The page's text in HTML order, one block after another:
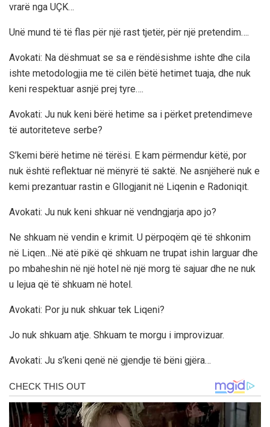
vrarë nga UÇK…
Unë mund të të flas për një rast tjetër, për një pretendim….
Avokati: Na dëshmuat se sa e rëndësishme ishte dhe cila
ishte metodologjia me të cilën bëtë hetimet tuaja, dhe nuk
keni respektuar asnjë prej tyre….
Avokati: Ju nuk keni bërë hetime sa i përket pretendimeve
të autoriteteve serbe?
S’kemi bërë hetime në tërësi. E kam përmendur këtë, por
nuk është reflektuar në mënyrë të saktë. Ne asnjëherë nuk e
kemi prezantuar rastin e Gllogjanit në Liqenin e Radoniqit.
Avokati: Ju nuk keni shkuar në vendngjarja apo jo?
Ne shkuam në vendin e krimit. U përpoqëm që të shkonim
në Liqen…Në atë pikë që shkuam ne trupat ishin larguar dhe
po mbaheshin në një hotel në një morg të sajuar dhe ne nuk
u lejua që të shkuam në hotel.
Avokati: Por ju nuk shkuar tek Liqeni?
Jo nuk shkuam atje. Shkuam te morgu i improvizuar.
Avokati: Ju s’keni qenë në gjendje të bëni gjëra…